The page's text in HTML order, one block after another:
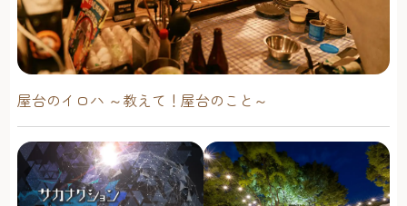
屋台のイロハ ～教えて！屋台のこと～